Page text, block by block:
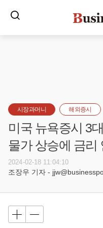
시장과머니 해외증시
미국 뉴욕증시 3
물가 상승에 금리
2024-02-18 11:04:10
조장우 기자 -